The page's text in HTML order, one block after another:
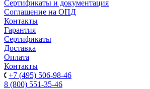
Сертификаты и документация
Соглашение на ОПД
Контакты
Гарантия
Сертификаты
Доставка
Оплата
Контакты
+7 (495) 506-98-46
8 (800) 551-35-46